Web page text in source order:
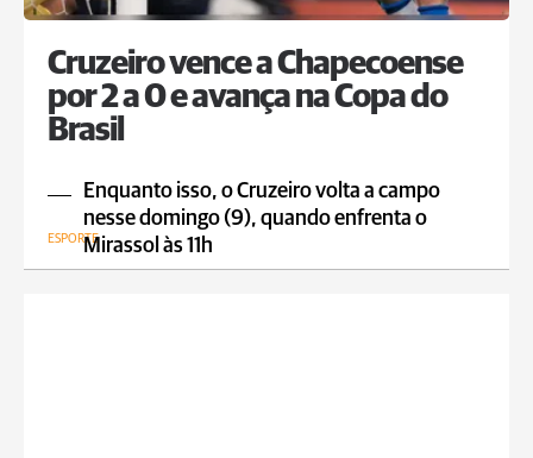
Cruzeiro vence a Chapecoense
por 2 a 0 e avança na Copa do
Brasil
Enquanto isso, o Cruzeiro volta a campo
nesse domingo (9), quando enfrenta o
Mirassol às 11h
ESPORTE